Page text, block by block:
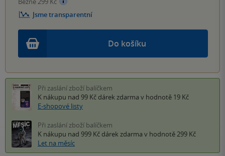
Do košíku
Jsme transparentní
Při zaslání zboží balíčkem
K nákupu nad 99 Kč dárek zdarma v hodnotě 19 Kč
E-shopové listy
Při zaslání zboží balíčkem
K nákupu nad 999 Kč dárek zdarma v hodnotě 299 Kč
Let na měsíc